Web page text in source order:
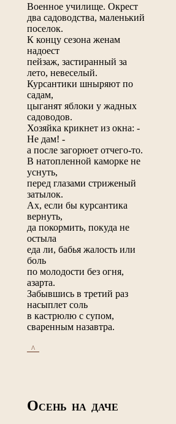
Военное училище. Окрест
два садоводства, маленький
поселок.
К концу сезона женам
надоест
пейзаж, застиранный за
лето, невеселый.
Курсантики шныряют по
садам,
цыганят яблоки у жадных
садоводов.
Хозяйка крикнет из окна: -
Не дам! -
а после загорюет отчего-то.
В натопленной каморке не
уснуть,
перед глазами стриженый
затылок.
Ах, если бы курсантика
вернуть,
да покормить, покуда не
остыла
еда ли, бабья жалость или
боль
по молодости без огня,
азарта.
Забывшись в третий раз
насыплет соль
в кастрюлю с супом,
сваренным назавтра.
_^_
ОСЕНЬ НА ДАЧЕ